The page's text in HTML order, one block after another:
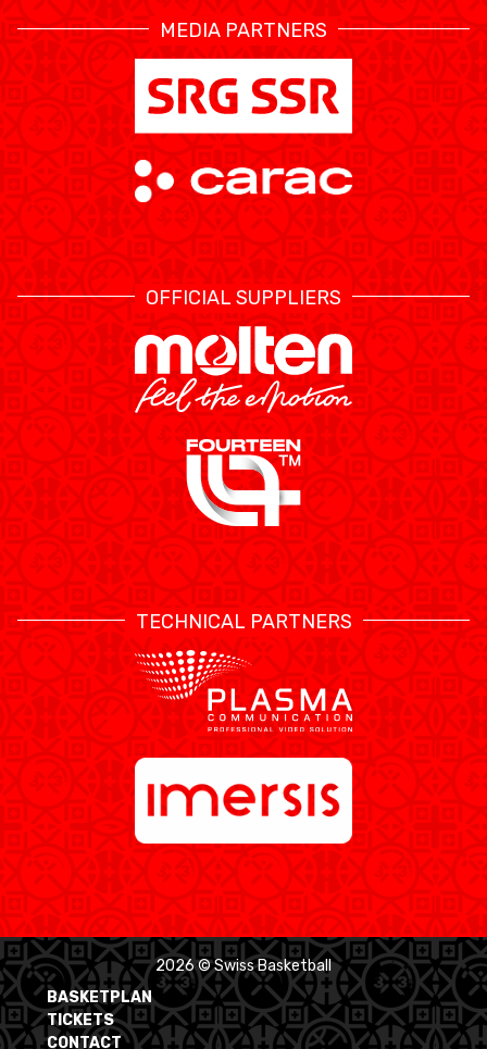
MEDIA PARTNERS
OFFICIAL SUPPLIERS
TECHNICAL PARTNERS
2026 © Swiss Basketball
BASKETPLAN
TICKETS
CONTACT